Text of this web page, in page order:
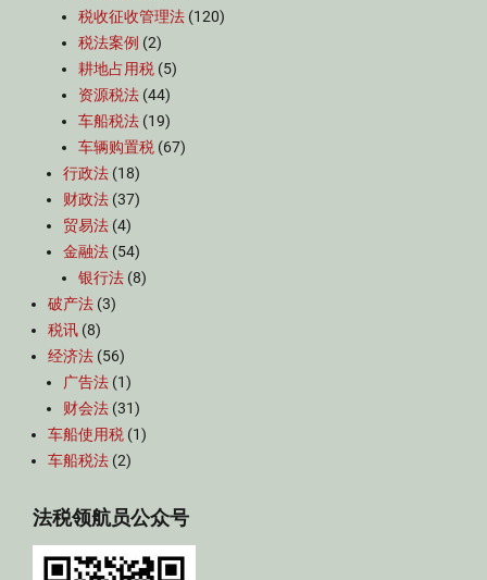
税收征收管理法 (120)
税法案例 (2)
耕地占用税 (5)
资源税法 (44)
车船税法 (19)
车辆购置税 (67)
行政法 (18)
财政法 (37)
贸易法 (4)
金融法 (54)
银行法 (8)
破产法 (3)
税讯 (8)
经济法 (56)
广告法 (1)
财会法 (31)
车船使用税 (1)
车船税法 (2)
法税领航员公众号